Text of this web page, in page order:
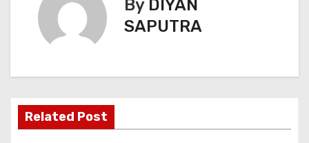
By DIYAN
SAPUTRA
Related Post